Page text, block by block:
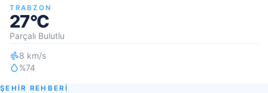
TRABZON
27°C
Parçalı Bulutlu
8 km/s
%74
ŞEHİR REHBERİ